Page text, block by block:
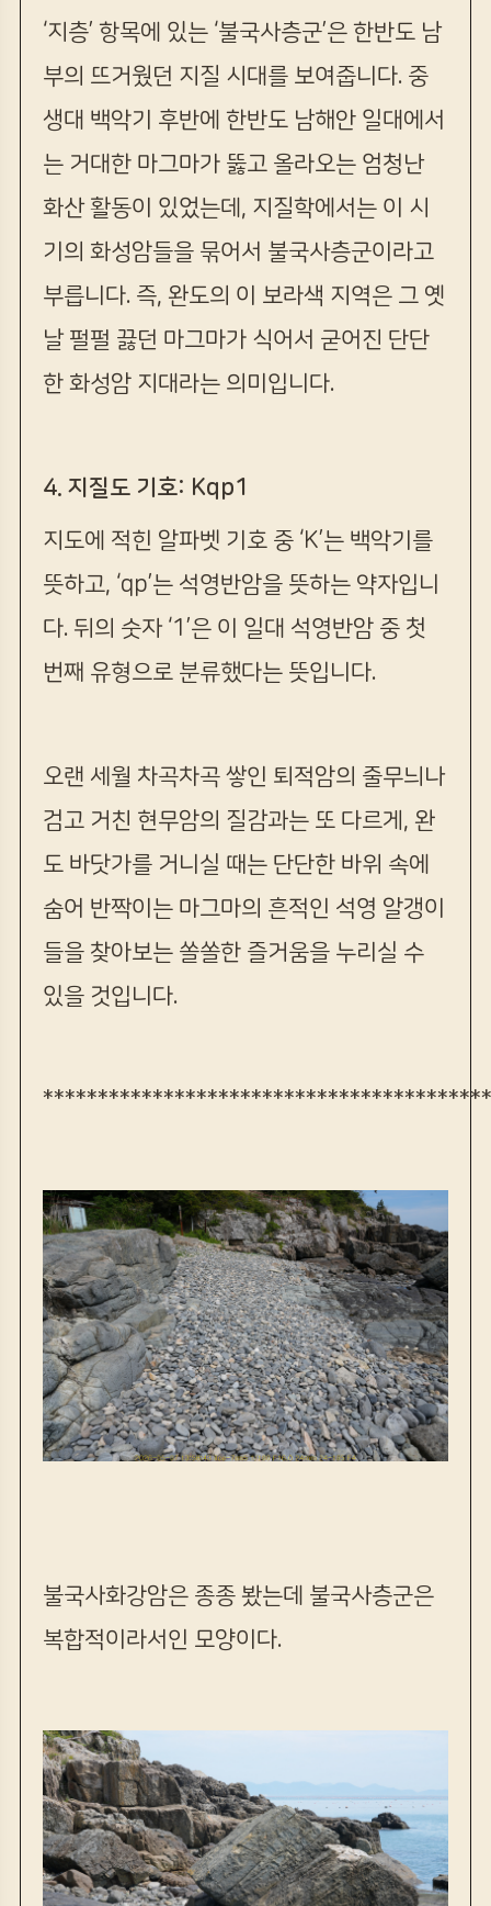
‘지층’ 항목에 있는 ‘불국사층군’은 한반도 남
부의 뜨거웠던 지질 시대를 보여줍니다. 중
생대 백악기 후반에 한반도 남해안 일대에서
는 거대한 마그마가 뚫고 올라오는 엄청난
화산 활동이 있었는데, 지질학에서는 이 시
기의 화성암들을 묶어서 불국사층군이라고
부릅니다. 즉, 완도의 이 보라색 지역은 그 옛
날 펄펄 끓던 마그마가 식어서 굳어진 단단
한 화성암 지대라는 의미입니다.
4. 지질도 기호: Kqp1
지도에 적힌 알파벳 기호 중 ‘K’는 백악기를
뜻하고, ‘qp’는 석영반암을 뜻하는 약자입니
다. 뒤의 숫자 ‘1’은 이 일대 석영반암 중 첫
번째 유형으로 분류했다는 뜻입니다.
오랜 세월 차곡차곡 쌓인 퇴적암의 줄무늬나
검고 거친 현무암의 질감과는 또 다르게, 완
도 바닷가를 거니실 때는 단단한 바위 속에
숨어 반짝이는 마그마의 흔적인 석영 알갱이
들을 찾아보는 쏠쏠한 즐거움을 누리실 수
있을 것입니다.
불국사화강암은 종종 봤는데 불국사층군은
복합적이라서인 모양이다.